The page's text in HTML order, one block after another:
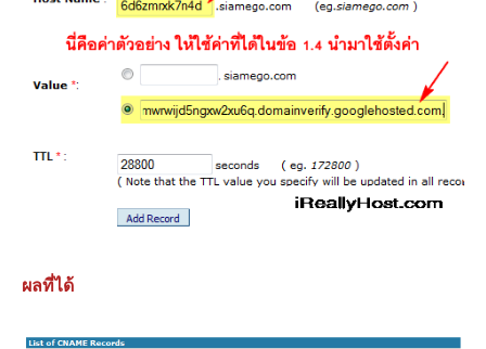
ผลที่ได้